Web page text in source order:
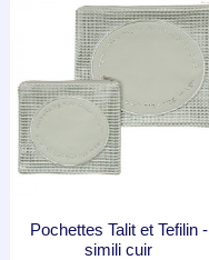
Pochettes Talit et Tefilin -
simili cuir